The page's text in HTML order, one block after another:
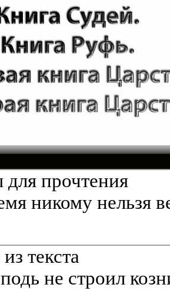
прочтения
никому нельзя
текста
не строил